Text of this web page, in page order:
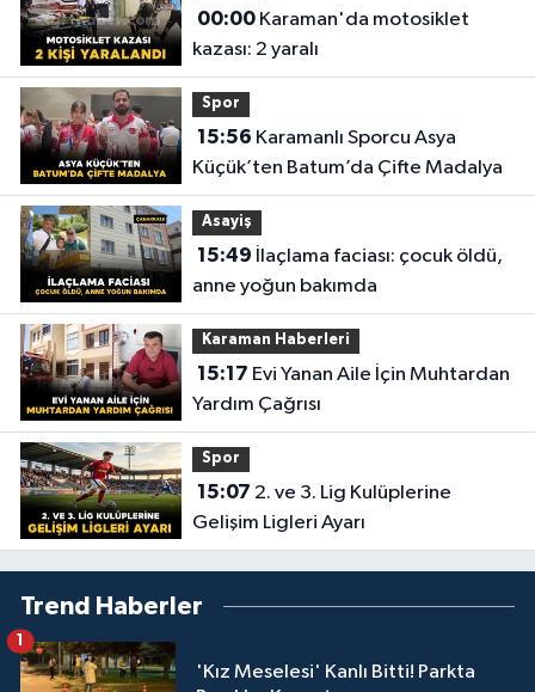
00:00Karaman'da motosiklet
kazası: 2 yaralı
Spor
15:56
Küçük’ten Batum’da Çifte Madalya
Asayiş
15:49
anne yoğun bakımda
Karaman Haberleri
15:17
Yardım Çağrısı
Spor
15:07
Gelişim Ligleri Ayarı
Trend Haberler
'Kız Meselesi' Kanlı Bitti! Parkta
1